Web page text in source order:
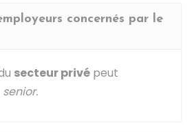
concernés par le
secteur privé peut
senior.